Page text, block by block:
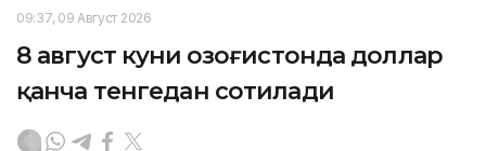
09:37, 09 Август 2026
8 август куни Қозоғистонда доллар
қанча тенгедан сотилади